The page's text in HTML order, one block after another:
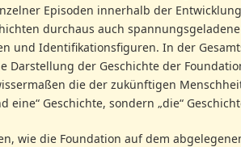
Episoden innerhalb der
durchaus auch
und Identifikationsfiguren. In der
Darstellung der Geschichte der
die der zukünftigen
eine“ Geschichte, sondern „die“
wie die Foundation auf dem